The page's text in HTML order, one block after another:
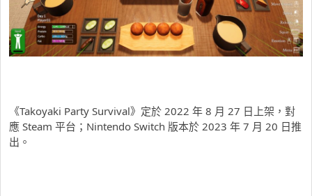
《Takoyaki Party Survival》定於 2022 年 8 月 27 日上架，對
應 Steam 平台；Nintendo Switch 版本於 2023 年 7 月 20 日推
出。